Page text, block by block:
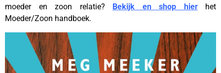
moeder en zoon relatie? Bekijk en shop hierhet
Moeder/Zoon handboek.